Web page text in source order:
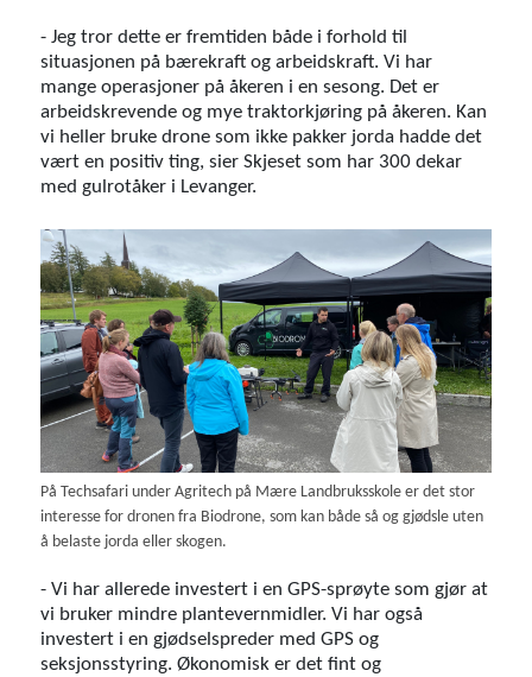
- Jeg tror dette er fremtiden både i forhold til
situasjonen på bærekraft og arbeidskraft. Vi har
mange operasjoner på åkeren i en sesong. Det er
arbeidskrevende og mye traktorkjøring på åkeren. Kan
vi heller bruke drone som ikke pakker jorda hadde det
vært en positiv ting, sier Skjeset som har 300 dekar
med gulrotåker i Levanger.
På Techsafari under Agritech på Mære Landbruksskole er det stor
interesse for dronen fra Biodrone, som kan både så og gjødsle uten
å belaste jorda eller skogen.
- Vi har allerede investert i en GPS-sprøyte som gjør at
vi bruker mindre plantevernmidler. Vi har også
investert i en gjødselspreder med GPS og
seksjonsstyring. Økonomisk er det fint og